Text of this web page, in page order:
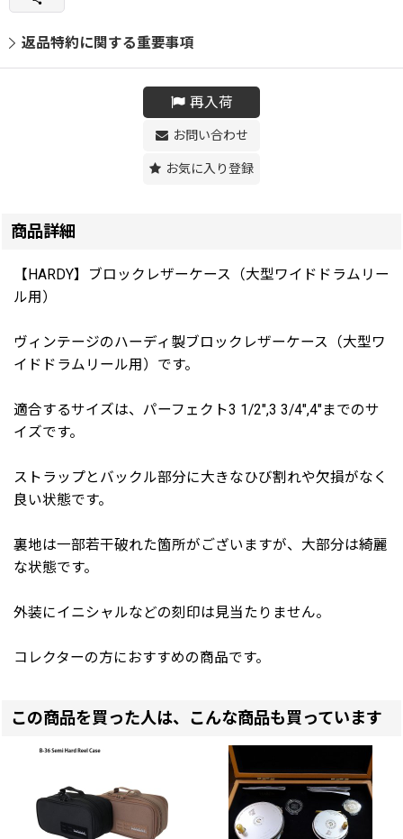
返品特約に関する重要事項
再入荷
お問い合わせ
お気に入り登録
商品詳細
【HARDY】ブロックレザーケース（大型ワイドドラムリー
ル用）
ヴィンテージのハーディ製ブロックレザーケース（大型ワ
イドドラムリール用）です。
適合するサイズは、パーフェクト3 1/2",3 3/4",4"までのサ
イズです。
ストラップとバックル部分に大きなひび割れや欠損がなく
良い状態です。
裏地は一部若干破れた箇所がございますが、大部分は綺麗
な状態です。
外装にイニシャルなどの刻印は見当たりません。
コレクターの方におすすめの商品です。
この商品を買った人は、こんな商品も買っています